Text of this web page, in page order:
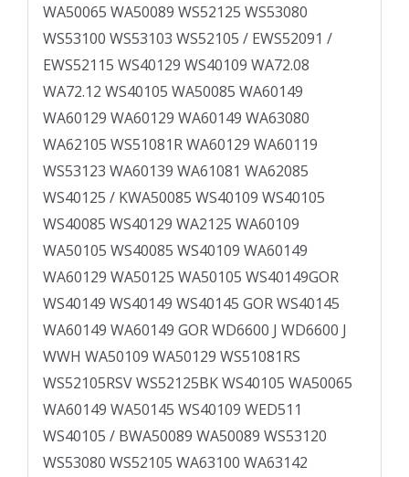
WA50065 WA50089 WS52125 WS53080
WS53100 WS53103 WS52105 / EWS52091 /
EWS52115 WS40129 WS40109 WA72.08
WA72.12 WS40105 WA50085 WA60149
WA60129 WA60129 WA60149 WA63080
WA62105 WS51081R WA60129 WA60119
WS53123 WA60139 WA61081 WA62085
WS40125 / KWA50085 WS40109 WS40105
WS40085 WS40129 WA2125 WA60109
WA50105 WS40085 WS40109 WA60149
WA60129 WA50125 WA50105 WS40149GOR
WS40149 WS40149 WS40145 GOR WS40145
WA60149 WA60149 GOR WD­6600 J WD­6600 J
WWH WA50109 WA50129 WS51081RS
WS52105RSV WS52125BK WS40105 WA50065
WA60149 WA50145 WS40109 WED511
WS40105 / BWA50089 WA50089 WS53120
WS53080 WS52105 WA63100 WA63142